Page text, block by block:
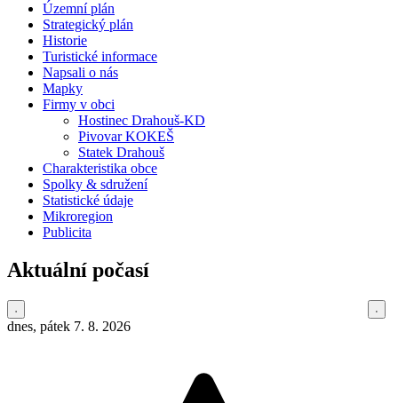
Územní plán
Strategický plán
Historie
Turistické informace
Napsali o nás
Mapky
Firmy v obci
Hostinec Drahouš-KD
Pivovar KOKEŠ
Statek Drahouš
Charakteristika obce
Spolky & sdružení
Statistické údaje
Mikroregion
Publicita
Aktuální počasí
dnes, pátek 7. 8. 2026